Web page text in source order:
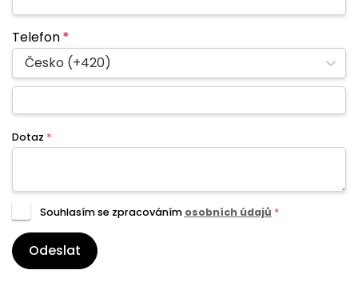
Telefon*
Česko (+420)
Dotaz *
Souhlasím se zpracováním osobních údajů *
Odeslat